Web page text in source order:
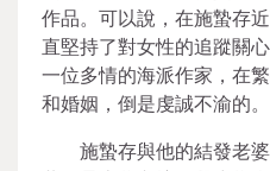
作品。可以說，在施蟄存
直堅持了對女性的追蹤關
一位多情的海派作家，在
和婚姻，倒是虔誠不渝的。
施蟄存與他的結發老